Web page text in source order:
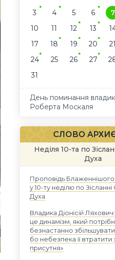
3
4 5 6 7
10
11 12 13
17
18 19 20 21
24
25 26 27
31
День поминання
Роберта Москаля
СЛОВО
Неділя 10-та по
Духа
Проповідь
у 10-ту неділю по
Духа
Владика Діонісій
це динамізм, який
безнастанно збільшувати,
бо небезпека її
присутня»